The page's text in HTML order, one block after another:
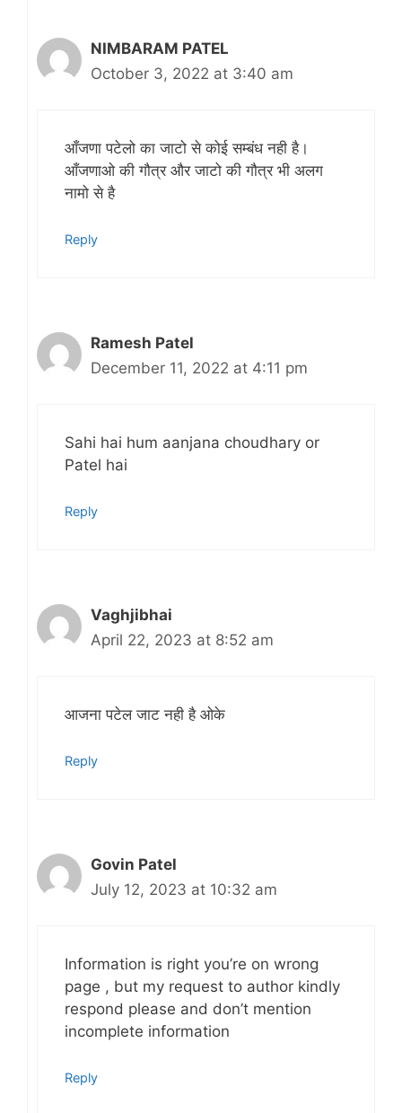
NIMBARAM PATEL
October 3, 2022 at 3:40 am
आँजणा पटेलो का जाटो से कोई सम्बंध नही है।
आँजणाओ की गौत्र और जाटो की गौत्र भी अलग
नामो से है
Reply
Ramesh Patel
December 11, 2022 at 4:11 pm
Sahi hai hum aanjana choudhary or
Patel hai
Reply
Vaghjibhai
April 22, 2023 at 8:52 am
आजना पटेल जाट नही है ओके
Reply
Govin Patel
July 12, 2023 at 10:32 am
Information is right you’re on wrong
page , but my request to author kindly
respond please and don’t mention
incomplete information
Reply